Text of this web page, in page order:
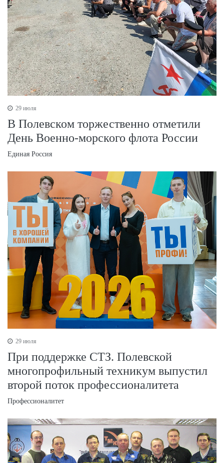
29 июля
В Полевском торжественно отметили
День Военно‑морского флота России
Единая Россия
29 июля
При поддержке СТЗ. Полевской
многопрофильный техникум выпустил
второй поток профессионалитета
Профессионалитет